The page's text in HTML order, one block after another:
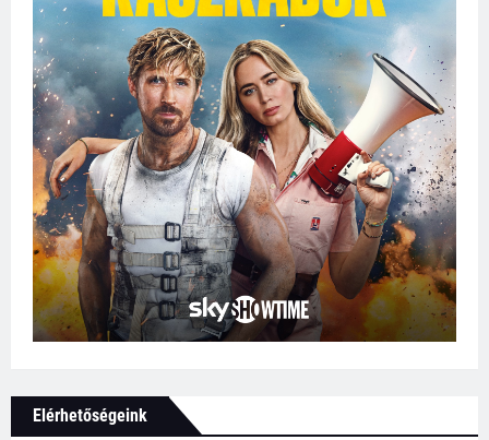
Elérhetőségeink